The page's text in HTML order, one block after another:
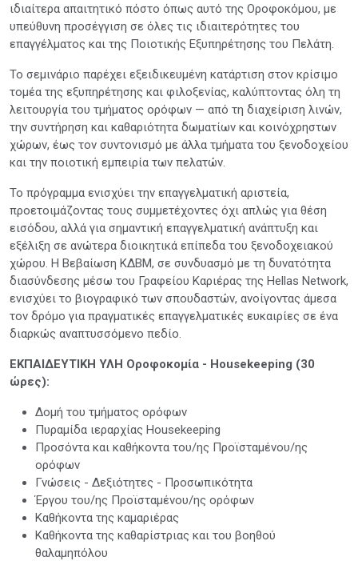
ιδιαίτερα απαιτητικό πόστο όπως αυτό της Οροφοκόμου, με
υπεύθυνη προσέγγιση σε όλες τις ιδιαιτερότητες του
επαγγέλματος και της Ποιοτικής Εξυπηρέτησης του Πελάτη.
Το σεμινάριο παρέχει εξειδικευμένη κατάρτιση στον κρίσιμο
τομέα της εξυπηρέτησης και φιλοξενίας, καλύπτοντας όλη τη
λειτουργία του τμήματος ορόφων — από τη διαχείριση λινών,
την συντήρηση και καθαριότητα δωματίων και κοινόχρηστων
χώρων, έως τον συντονισμό με άλλα τμήματα του ξενοδοχείου
και την ποιοτική εμπειρία των πελατών.
Το πρόγραμμα ενισχύει την επαγγελματική αριστεία,
προετοιμάζοντας τους συμμετέχοντες όχι απλώς για θέση
εισόδου, αλλά για σημαντική επαγγελματική ανάπτυξη και
εξέλιξη σε ανώτερα διοικητικά επίπεδα του ξενοδοχειακού
χώρου. Η Βεβαίωση ΚΔΒΜ, σε συνδυασμό με τη δυνατότητα
διασύνδεσης μέσω του Γραφείου Καριέρας της Hellas Network,
ενισχύει το βιογραφικό των σπουδαστών, ανοίγοντας άμεσα
τον δρόμο για πραγματικές επαγγελματικές ευκαιρίες σε ένα
διαρκώς αναπτυσσόμενο πεδίο.
ΕΚΠΑΙΔΕΥΤΙΚΗ ΥΛΗ Οροφοκομία - Housekeeping (30
ώρες):
Δομή του τμήματος ορόφων
Πυραμίδα ιεραρχίας Housekeeping
Προσόντα και καθήκοντα του/ης Προϊσταμένου/ης
ορόφων
Γνώσεις - Δεξιότητες - Προσωπικότητα
Έργου του/ης Προϊσταμένου/ης ορόφων
Καθήκοντα της καμαριέρας
Καθήκοντα της καθαρίστριας και του βοηθού
θαλαμηπόλου